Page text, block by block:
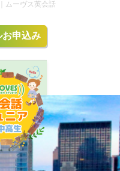
ムーヴス英会話
お申込み